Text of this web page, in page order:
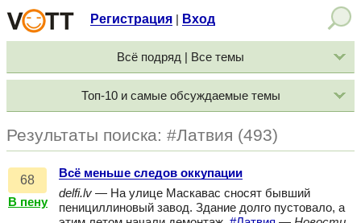
Регистрация Вход
Всё подряд | Все темы
Топ-10 и самые обсуждаемые темы
Результаты поиска: #Латвия (493)
68
В пену
Всё меньше следов оккупации
delfi.lv — На улице Маскавас сносят бывший
пенициллиновый завод. Здание долго пустовало, а